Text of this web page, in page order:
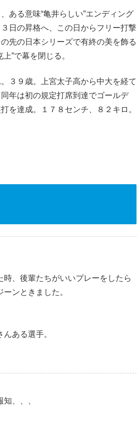
ある意味“亀井らしい”エンディング
日の昇格へ、この日からフリー打撃
先の日本シリーズで有終の美を飾る
”で幕を閉じる。
３９歳。上宮太子高から中大を経て
年は初の規定打席到達でゴールデ
を達成。１７８センチ、８２キロ。
、後輩たちがいいプレーをしたら
ンときました。
ある選手。
、、、